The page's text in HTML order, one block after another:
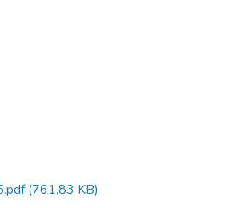
(761,83 KB)